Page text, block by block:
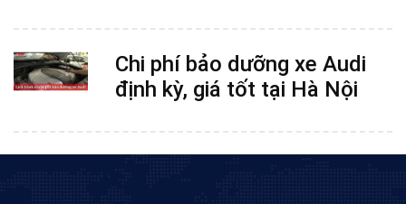
Chi phí bảo dưỡng xe Audi
định kỳ, giá tốt tại Hà Nội